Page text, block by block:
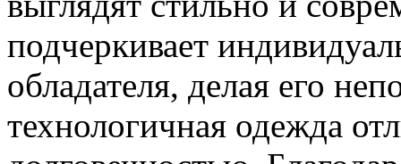
подчеркивает
обладателя, делая его
технологичная одежда